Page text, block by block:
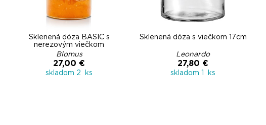
Sklenená dóza BASIC s
nerezovým viečkom
Blomus
27,00 €
skladom 2 ks
Sklenená dóza s viečkom 17cm
Leonardo
27,80 €
skladom 1 ks